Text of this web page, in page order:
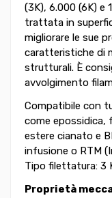
(3K), 6.000 (6K) e
trattata in
migliorare le sue
caratteristiche di
strutturali. È
avvolgimento
Compatibile con
come epossidica,
estere cianato e
infusione o RTM
Tipo filettatura: 3
Proprietà